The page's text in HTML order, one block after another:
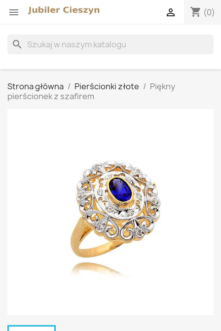
 shopping_cart (0)

search
Strona główna Pierścionki złote
Piękny
pierścionek z szafirem